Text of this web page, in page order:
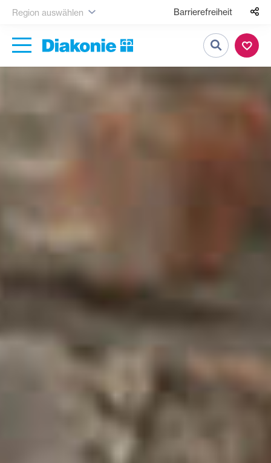
Region auswählen Barrierefreiheit
Suche